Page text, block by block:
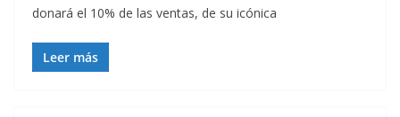
donará el 10% de las ventas, de su icónica
Leer más